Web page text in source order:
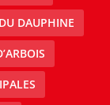
DAUPHINE